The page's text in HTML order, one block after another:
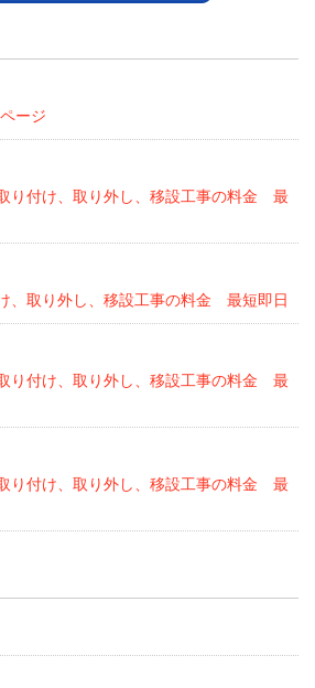
ージ
り付け、取り外し、移設工事の料金 最
、取り外し、移設工事の料金 最短即日
り付け、取り外し、移設工事の料金 最
り付け、取り外し、移設工事の料金 最